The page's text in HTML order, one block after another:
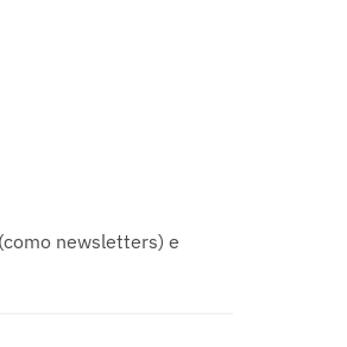
newsletters) e